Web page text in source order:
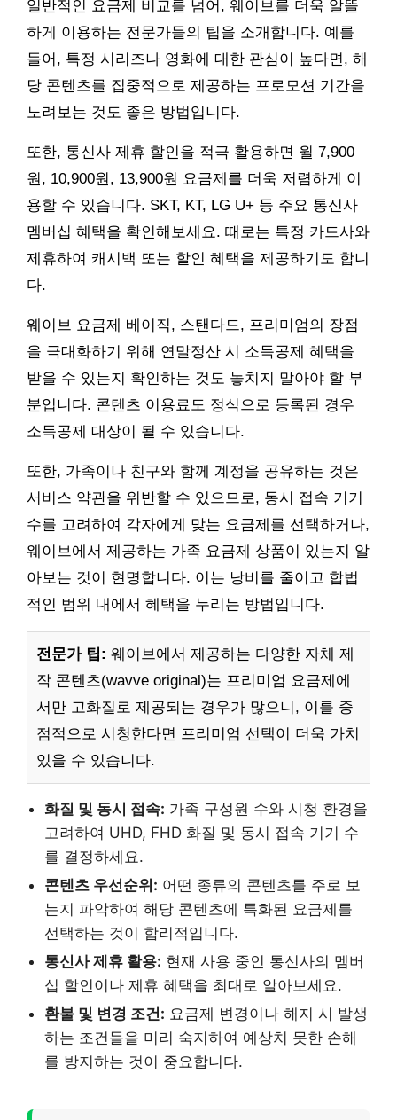
일반적인 요금제 비교를 넘어, 웨이브를 더욱 알뜰
하게 이용하는 전문가들의 팁을 소개합니다. 예를
들어, 특정 시리즈나 영화에 대한 관심이 높다면, 해
당 콘텐츠를 집중적으로 제공하는 프로모션 기간을
노려보는 것도 좋은 방법입니다.
또한, 통신사 제휴 할인을 적극 활용하면 월 7,900
원, 10,900원, 13,900원 요금제를 더욱 저렴하게 이
용할 수 있습니다. SKT, KT, LG U+ 등 주요 통신사
멤버십 혜택을 확인해보세요. 때로는 특정 카드사와
제휴하여 캐시백 또는 할인 혜택을 제공하기도 합니
다.
웨이브 요금제 베이직, 스탠다드, 프리미엄의 장점
을 극대화하기 위해 연말정산 시 소득공제 혜택을
받을 수 있는지 확인하는 것도 놓치지 말아야 할 부
분입니다. 콘텐츠 이용료도 정식으로 등록된 경우
소득공제 대상이 될 수 있습니다.
또한, 가족이나 친구와 함께 계정을 공유하는 것은
서비스 약관을 위반할 수 있으므로, 동시 접속 기기
수를 고려하여 각자에게 맞는 요금제를 선택하거나,
웨이브에서 제공하는 가족 요금제 상품이 있는지 알
아보는 것이 현명합니다. 이는 낭비를 줄이고 합법
적인 범위 내에서 혜택을 누리는 방법입니다.
전문가 팁: 웨이브에서 제공하는 다양한 자체 제
작 콘텐츠(wavve original)는 프리미엄 요금제에
서만 고화질로 제공되는 경우가 많으니, 이를 중
점적으로 시청한다면 프리미엄 선택이 더욱 가치
있을 수 있습니다.
화질 및 동시 접속: 가족 구성원 수와 시청 환경을
고려하여 UHD, FHD 화질 및 동시 접속 기기 수
를 결정하세요.
콘텐츠 우선순위: 어떤 종류의 콘텐츠를 주로 보
는지 파악하여 해당 콘텐츠에 특화된 요금제를
선택하는 것이 합리적입니다.
통신사 제휴 활용: 현재 사용 중인 통신사의 멤버
십 할인이나 제휴 혜택을 최대로 알아보세요.
환불 및 변경 조건: 요금제 변경이나 해지 시 발생
하는 조건들을 미리 숙지하여 예상치 못한 손해
를 방지하는 것이 중요합니다.